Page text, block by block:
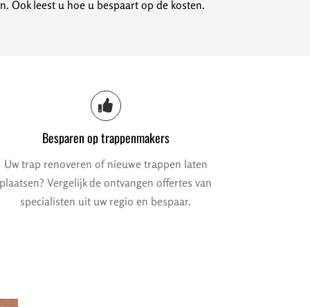
Ook leest u hoe u bespaart op de kosten.
Besparen op trappenmakers
Uw trap renoveren of nieuwe trappen laten
plaatsen? Vergelijk de ontvangen offertes van
specialisten uit uw regio en bespaar.